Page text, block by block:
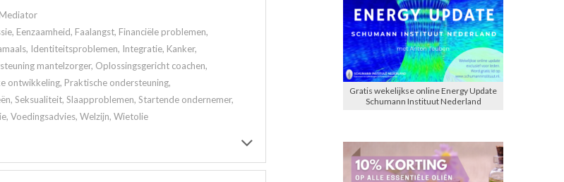
Eenzaamheid, Faalangst, Financiële problemen,
Identiteitsproblemen, Integratie, Kanker,
mantelzorger, Oplossingsgericht coachen,
ontwikkeling, Praktische ondersteuning,
Seksualiteit, Slaapproblemen, Startende ondernemer,
Voedingsadvies, Welzijn, Wietolie
Gratis wekelijkse online Energy Update
Schumann Instituut Nederland